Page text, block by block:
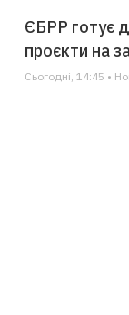
ЄБРР готує
проєкти на
Сьогодні, 14:45 •